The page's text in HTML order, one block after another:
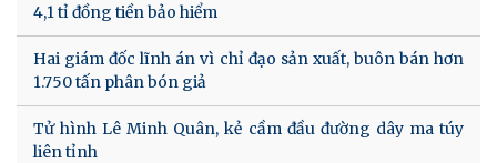
4,1 tỉ đồng tiền bảo hiểm
Hai giám đốc lĩnh án vì chỉ đạo sản xuất, buôn bán hơn
1.750 tấn phân bón giả
Tử hình Lê Minh Quân, kẻ cầm đầu đường dây ma túy
liên tỉnh